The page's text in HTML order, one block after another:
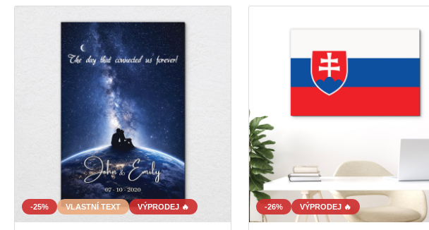
-25% VLASTNÍ TEXT VÝPRODEJ 🔥 -26% VÝPRODEJ 🔥